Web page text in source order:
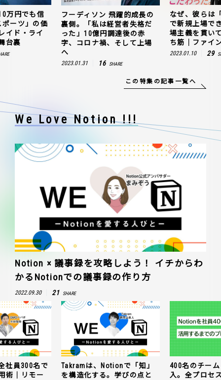
万円でも信
ーツ」の価
イド・ライ
台裏
フーディソン 飛躍的成長の
裏側。「私は経営者失格だ
った」10億円調達後の赤
字、コロナ禍、そして上場
へ
2023.01.31 16 SHARE
なぜ、彼らは
で新規上場で
場主義を貫い
ち筋｜ファイ
2023.01.10 29
この特集の記事一覧へ
We Love Notion !!!
Notion × 議事録を攻略しよう！ イチからわ
かるNotionでの議事録の作り方
2022.09.30 21 SHARE
社員300名で
術｜リモー
Takramは、Notionで「知」
を構造化する。学びの点と
400名のチー
入。全プロセ